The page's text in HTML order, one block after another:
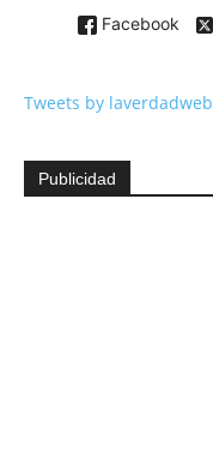
Facebook
Tweets by laverdadweb
Publicidad